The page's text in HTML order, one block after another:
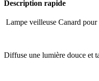
Description rapide
Lampe veilleuse Canard
Diffuse une lumière douce et